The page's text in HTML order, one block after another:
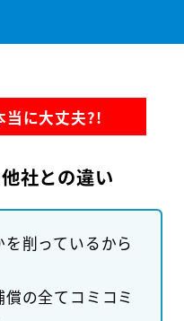
当に大丈夫?!
社との違い
削っているから
の全てコミコミ